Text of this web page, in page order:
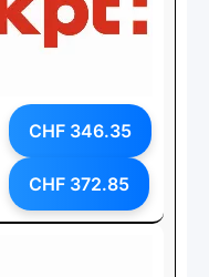
CHF 346.35
CHF 372.85